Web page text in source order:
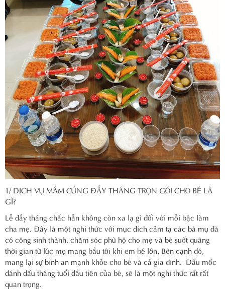
1/ DỊCH VỤ MÂM CÚNG ĐẦY THÁNG TRỌN GÓI CHO BÉ LÀ
GÌ?
Lễ đầy tháng chắc hẳn không còn xa lạ gì đối với mỗi bậc làm
cha mẹ. Đây là một nghi thức với mục đích cảm tạ các bà mụ đã
có công sinh thành, chăm sóc phù hộ cho mẹ và bé suốt quãng
thời gian từ lúc mẹ mang bầu tới khi em bé lớn. Bên cạnh đó,
mang lại sự bình an mạnh khỏe cho bé và cả gia đình. Dấu mốc
đánh dấu tháng tuổi đầu tiên của bé, sẽ là một nghi thức rất rất
quan trọng.